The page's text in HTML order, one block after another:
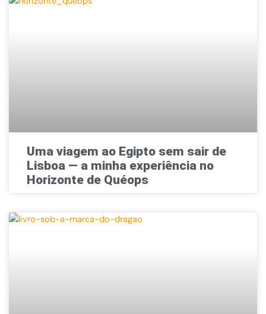
Uma viagem ao Egipto sem sair de
Lisboa — a minha experiência no
Horizonte de Quéops